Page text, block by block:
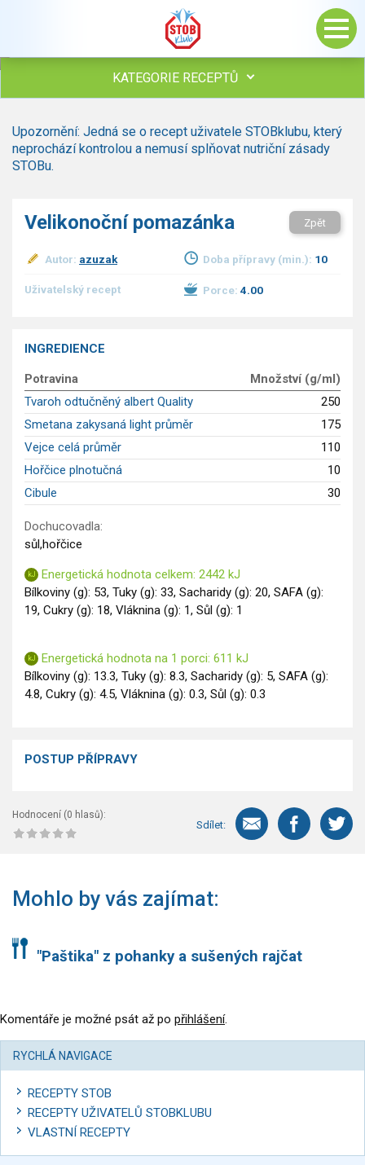
KATEGORIE RECEPTŮ
Polévky
Studená kuchyně
Bezmasé a zeleninové
Sladké pokrmy
Dezerty
Dětské recepty
GLP-1 recepty
Upozornění: Jedná se o recept uživatele STOBklubu, který
neprochází kontrolou a nemusí splňovat nutriční zásady
STOBu.
Velikonoční pomazánka Zpět
Autor: azuzak Doba přípravy (min.): 10
Uživatelský recept Porce: 4.00
INGREDIENCE
Potravina
Množství (g/ml)
Tvaroh odtučněný albert Quality
250
Smetana zakysaná light průměr
175
Vejce celá průměr
110
Hořčice plnotučná
10
Cibule
30
Dochucovadla:
sůl,hořčice
Energetická hodnota celkem: 2442 kJ
Bílkoviny (g): 53, Tuky (g): 33, Sacharidy (g): 20, SAFA (g):
19, Cukry (g): 18, Vláknina (g): 1, Sůl (g): 1
Energetická hodnota na 1 porci: 611 kJ
Bílkoviny (g): 13.3, Tuky (g): 8.3, Sacharidy (g): 5, SAFA (g):
4.8, Cukry (g): 4.5, Vláknina (g): 0.3, Sůl (g): 0.3
POSTUP PŘÍPRAVY
Hodnocení (0 hlasů):
Sdílet:
Mohlo by vás zajímat:
"Paštika" z pohanky a sušených rajčat
Komentáře je možné psát až po přihlášení.
RYCHLÁ NAVIGACE
RECEPTY STOB
RECEPTY UŽIVATELŮ STOBKLUBU
VLASTNÍ RECEPTY